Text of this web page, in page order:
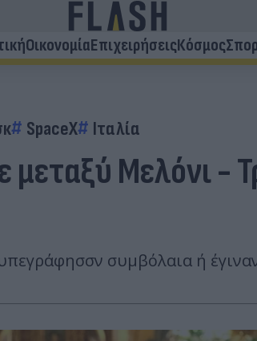
ΟικονομίαΕπιχειρήσειςΚόσμος
SpaceX Ιταλία
Μελόνι -
συμβόλαια ή